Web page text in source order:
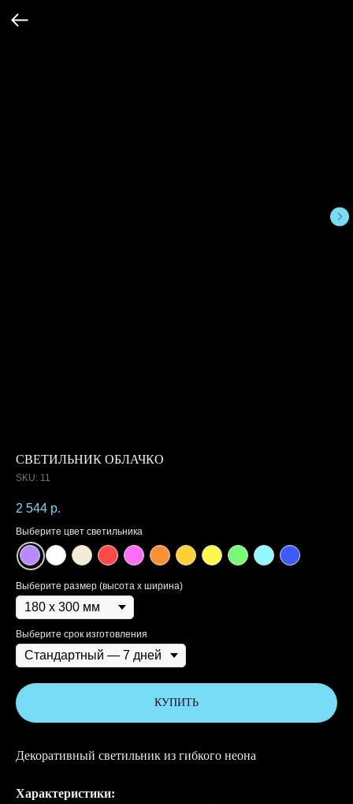
СВЕТИЛЬНИК ОБЛАЧКО
SKU: 11
2 544 р.
Выберите цвет светильника
Выберите размер (высота х ширина)
Выберите срок изготовления
КУПИТЬ
Декоративный светильник из гибкого неона
Характеристики: